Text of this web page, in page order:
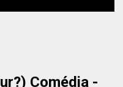
Comédia -